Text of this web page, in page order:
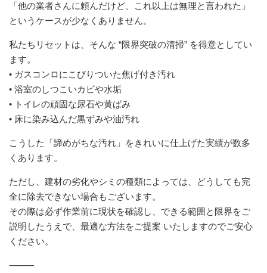
「他の業者さんに頼んだけど、これ以上は無理と言われた」
というケースが少なくありません。
私たちリセットは、そんな “限界突破の清掃” を得意としてい
ます。
• ガスコンロにこびりついた焦げ付き汚れ
• 浴室のしつこいカビや水垢
• トイレの頑固な尿石や黄ばみ
• 床に染み込んだ黒ずみや油汚れ
こうした「諦めがちな汚れ」をきれいに仕上げた実績が数多
くあります。
ただし、建材の劣化やシミの種類によっては、どうしても完
全に除去できない場合もございます。
その際は必ず作業前に現状を確認し、できる範囲と限界をご
説明したうえで、最適な方法をご提案 いたしますのでご安心
ください。
⸻